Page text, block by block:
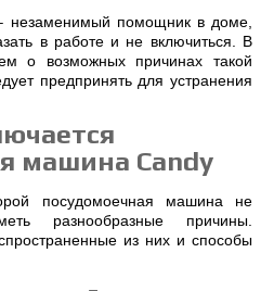
незаменимый помощник в доме,
в работе и не включиться. В
о возможных причинах такой
предпринять для устранения
машина Candy
посудомоечная машина не
разнообразные причины.
из них и способы